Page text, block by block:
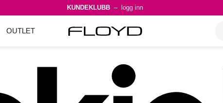
KUNDEKLUBB – logg inn
OUTLET